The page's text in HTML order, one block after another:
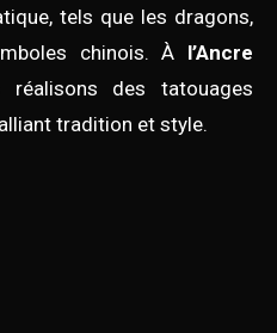
tels que les dragons,
chinois. À l’Ancre
réalisons des tatouages
tradition et style.